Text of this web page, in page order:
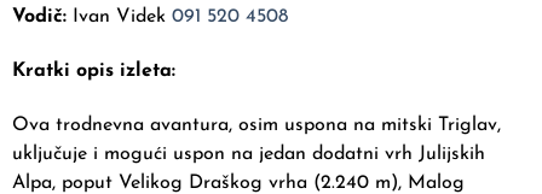
Vodič: Ivan Videk 091 520 4508
Kratki opis izleta:
Ova trodnevna avantura, osim uspona na mitski Triglav,
uključuje i mogući uspon na jedan dodatni vrh Julijskih
Alpa, poput Velikog Draškog vrha (2.240 m), Malog